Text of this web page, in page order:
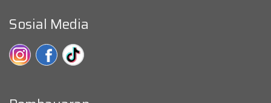
Sosial Media